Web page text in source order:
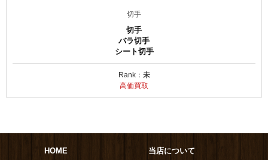
切手
切手
バラ切手
シート切手
Rank： 未
高価買取
HOME 当店について